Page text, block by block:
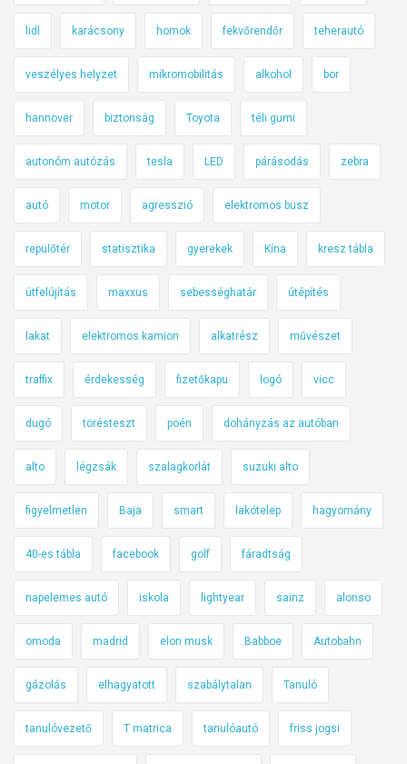
lidl karácsony homok fekvőrendőr teherautó
veszélyes helyzet mikromobilitás alkohol bor
hannover biztonság Toyota téli gumi
autonóm autózás tesla LED párásodás zebra
autó motor agresszió elektromos busz
repülőtér statisztika gyerekek Kína kresz tábla
útfelújítás maxxus sebességhatár útépítés
lakat elektromos kamion alkatrész művészet
traffix érdekesség fizetőkapu logó vicc
dugó törésteszt poén dohányzás az autóban
alto légzsák szalagkorlát suzuki alto
figyelmetlen Baja smart lakótelep hagyomány
40-es tábla facebook golf fáradtság
napelemes autó iskola lightyear sainz alonso
omoda madrid elon musk Babboe Autobahn
gázolás elhagyatott szabálytalan Tanuló
tanulóvezető T matrica tanulóautó friss jogsi